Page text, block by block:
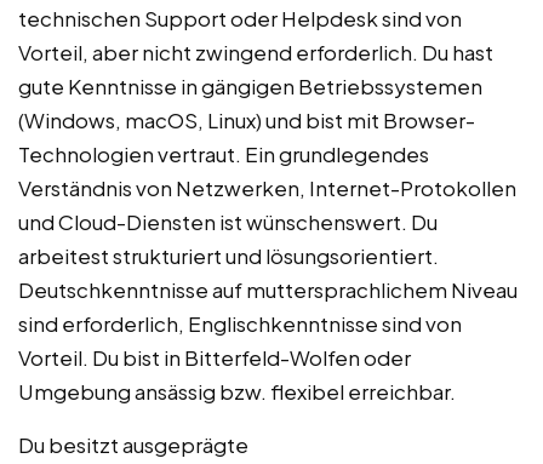
technischen Support oder Helpdesk sind von
Vorteil, aber nicht zwingend erforderlich. Du hast
gute Kenntnisse in gängigen Betriebssystemen
(Windows, macOS, Linux) und bist mit Browser-
Technologien vertraut. Ein grundlegendes
Verständnis von Netzwerken, Internet-Protokollen
und Cloud-Diensten ist wünschenswert. Du
arbeitest strukturiert und lösungsorientiert.
Deutschkenntnisse auf muttersprachlichem Niveau
sind erforderlich, Englischkenntnisse sind von
Vorteil. Du bist in Bitterfeld-Wolfen oder
Umgebung ansässig bzw. flexibel erreichbar.
Du besitzt ausgeprägte